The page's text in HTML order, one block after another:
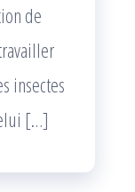
de
insectes
[…]